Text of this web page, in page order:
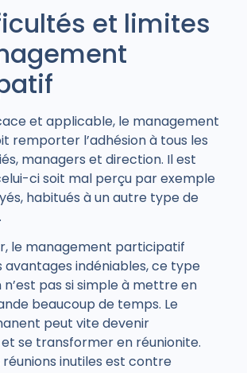
et limites
et applicable, le management
remporter l’adhésion à tous les
managers et direction. Il est
ci soit mal perçu par exemple
habitués à un autre type de
le management participatif
indéniables, ce type
n’est pas si simple à mettre en
beaucoup de temps. Le
peut vite devenir
se transformer en réunionite.
inutiles est contre